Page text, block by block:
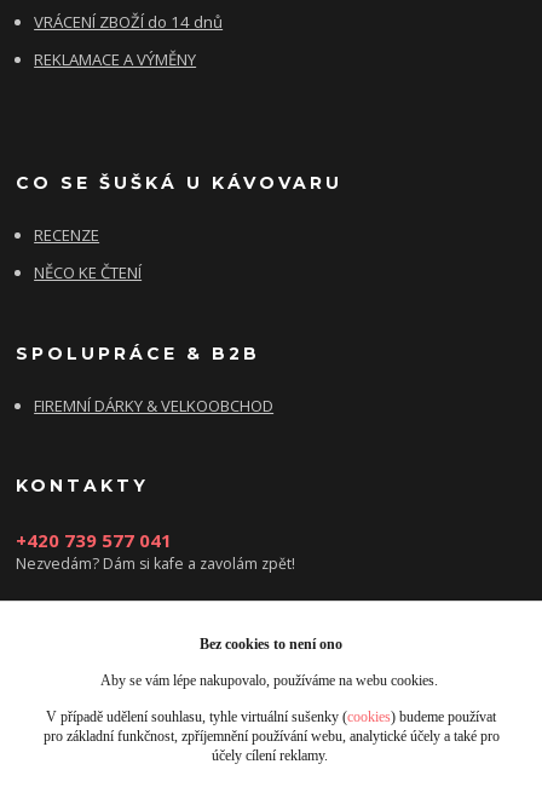
VRÁCENÍ ZBOŽÍ do 14 dnů
REKLAMACE A VÝMĚNY
CO SE ŠUŠKÁ U KÁVOVARU
RECENZE
NĚCO KE ČTENÍ
SPOLUPRÁCE & B2B
FIREMNÍ DÁRKY & VELKOOBCHOD
KONTAKTY
+420 739 577 041
Nezvedám? Dám si kafe a zavolám zpět!
info@damsikafe.cz
Bez cookies to není ono
Aby se vám lépe nakupovalo, používáme na webu cookies.
V případě udělení souhlasu, tyhle virtuální sušenky (cookies) budeme používat
pro základní funkčnost, zpříjemnění používání webu, analytické účely a také pro
účely cílení reklamy.